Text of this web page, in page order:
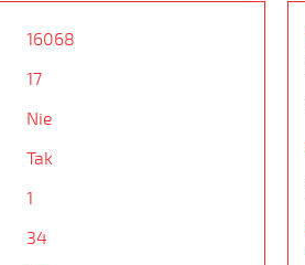
16068
17
Nie
Tak
1
34